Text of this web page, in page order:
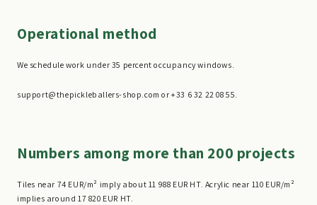
Operational method
We schedule work under 35 percent occupancy windows.
support@thepickleballers-shop.com or +33 6 32 22 08 55.
Numbers among more than 200 projects
Tiles near 74 EUR/m² imply about 11 988 EUR HT. Acrylic near 110 EUR/m²
implies around 17 820 EUR HT.